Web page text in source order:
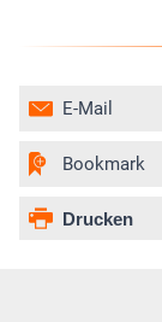
E-Mail
Bookmark
Drucken